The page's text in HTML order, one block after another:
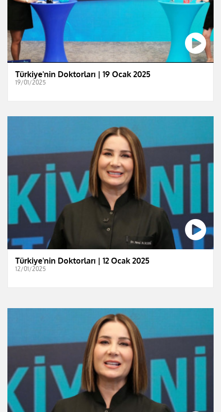
Türkiye'nin Doktorları | 19 Ocak 2025
19/01/2025
Türkiye'nin Doktorları | 12 Ocak 2025
12/01/2025